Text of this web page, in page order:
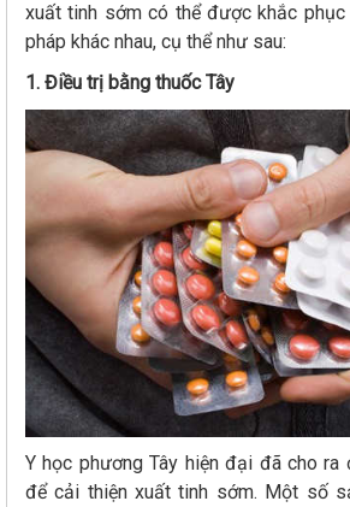
xuất tinh sớm có thể được khắc phục
pháp khác nhau, cụ thể như sau:
1. Điều trị bằng thuốc Tây
Y học phương Tây hiện đại đã cho ra
để cải thiện xuất tinh sớm. Một số